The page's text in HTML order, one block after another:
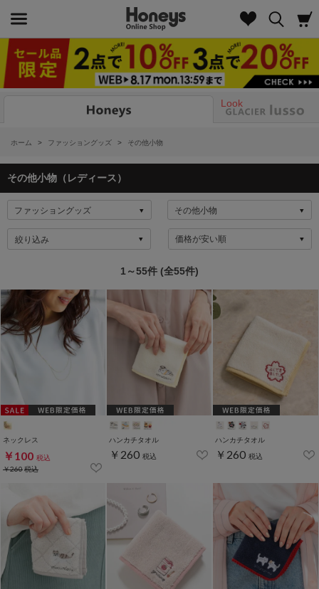
Look
ホーム > ファッショングッズ > その他小物
その他小物（レディース）
絞り込み
1～55件 (全55件)
ネックレス
￥100 税込
￥260税込
ハンカチタオル
￥260 税込
ハンカチタオル
￥260 税込